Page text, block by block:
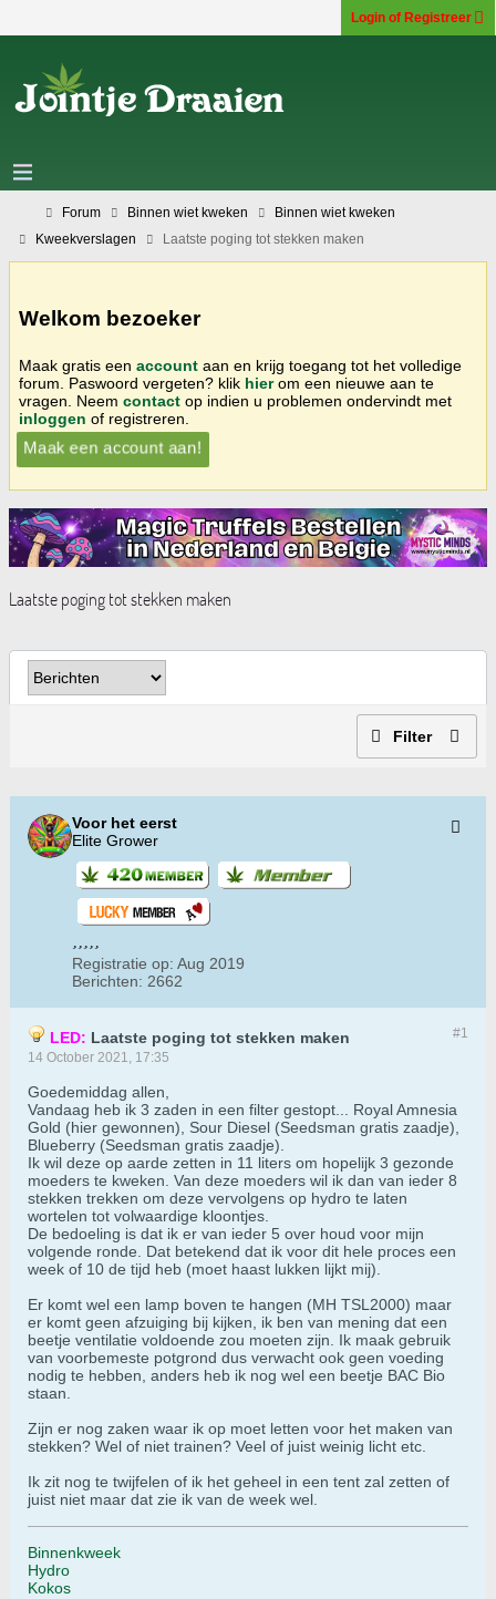
Login of Registreer
Forum Binnen wiet kweken
Binnen wiet kweken
Kweekverslagen
Laatste poging tot stekken maken
Welkom bezoeker
Maak gratis een account aan en krijg toegang tot het volledige
forum. Paswoord vergeten? klik hierom een nieuwe aan te
vragen. Neem contact op indien u problemen ondervindt met
inloggen of registreren.
Maak een account aan!
Laatste poging tot stekken maken
Filter
Voor het eerst
Elite Grower
Registratie op: Aug 2019
Berichten: 2662
#1
LED: Laatste poging tot stekken maken
14 October 2021, 17:35
Goedemiddag allen,
Vandaag heb ik 3 zaden in een filter gestopt... Royal Amnesia
Gold (hier gewonnen), Sour Diesel (Seedsman gratis zaadje),
Blueberry (Seedsman gratis zaadje).
Ik wil deze op aarde zetten in 11 liters om hopelijk 3 gezonde
moeders te kweken. Van deze moeders wil ik dan van ieder 8
stekken trekken om deze vervolgens op hydro te laten
wortelen tot volwaardige kloontjes.
De bedoeling is dat ik er van ieder 5 over houd voor mijn
volgende ronde. Dat betekend dat ik voor dit hele proces een
week of 10 de tijd heb (moet haast lukken lijkt mij).
Er komt wel een lamp boven te hangen (MH TSL2000) maar
er komt geen afzuiging bij kijken, ik ben van mening dat een
beetje ventilatie voldoende zou moeten zijn. Ik maak gebruik
van voorbemeste potgrond dus verwacht ook geen voeding
nodig te hebben, anders heb ik nog wel een beetje BAC Bio
staan.
Zijn er nog zaken waar ik op moet letten voor het maken van
stekken? Wel of niet trainen? Veel of juist weinig licht etc.
Ik zit nog te twijfelen of ik het geheel in een tent zal zetten of
juist niet maar dat zie ik van de week wel.
Binnenkweek
Hydro
Kokos